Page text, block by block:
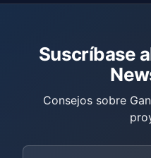
Suscríbase
Consejos sobre